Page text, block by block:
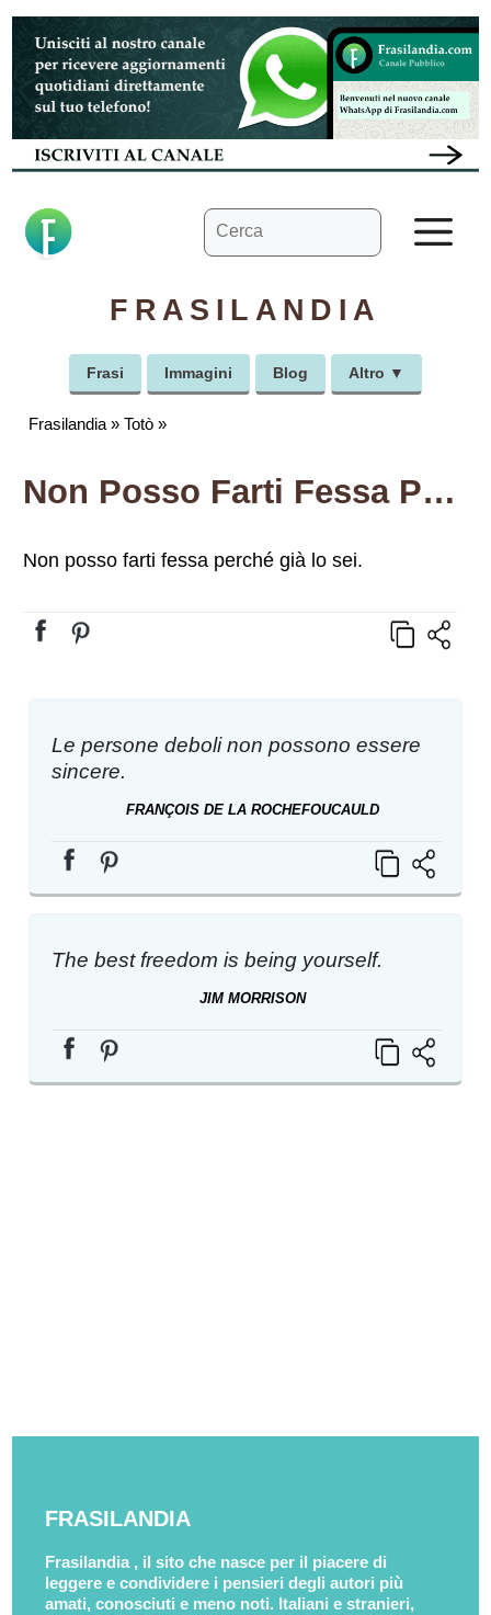
Vai
contenuto
Ricerca
per:
FRASILANDIA
Frasi Immagini Blog Altro ▼
Frasilandia »Totò »
Non Posso Farti Fessa Perché Già Lo Sei.
Non posso farti fessa perché già lo sei.
Le persone deboli non possono essere
sincere.
FRANÇOIS DE LA ROCHEFOUCAULD
The best freedom is being yourself.
JIM MORRISON
FRASILANDIA
Frasilandia , il sito che nasce per il piacere di
leggere e condividere i pensieri degli autori più
amati, conosciuti e meno noti. Italiani e stranieri,